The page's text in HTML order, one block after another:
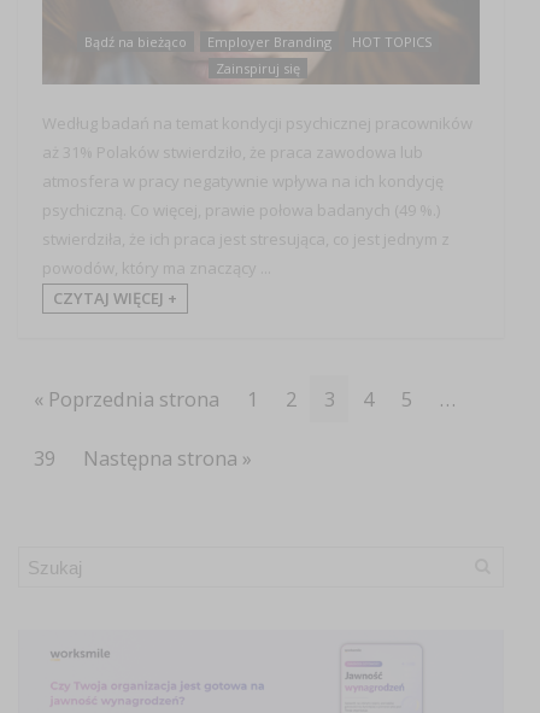
Bądź na bieżąco Employer Branding
HOT TOPICS
Zainspiruj się
Według badań na temat kondycji psychicznej pracowników
aż 31% Polaków stwierdziło, że praca zawodowa lub
atmosfera w pracy negatywnie wpływa na ich kondycję
psychiczną. Co więcej, prawie połowa badanych (49 %.)
stwierdziła, że ich praca jest stresująca, co jest jednym z
powodów, który ma znaczący ...
CZYTAJ WIĘCEJ +
« Poprzednia strona 1 2 3 4 5 …
39 Następna strona »